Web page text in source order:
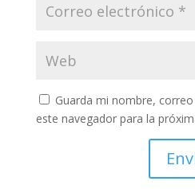
Guarda mi nombre,
este navegador para la